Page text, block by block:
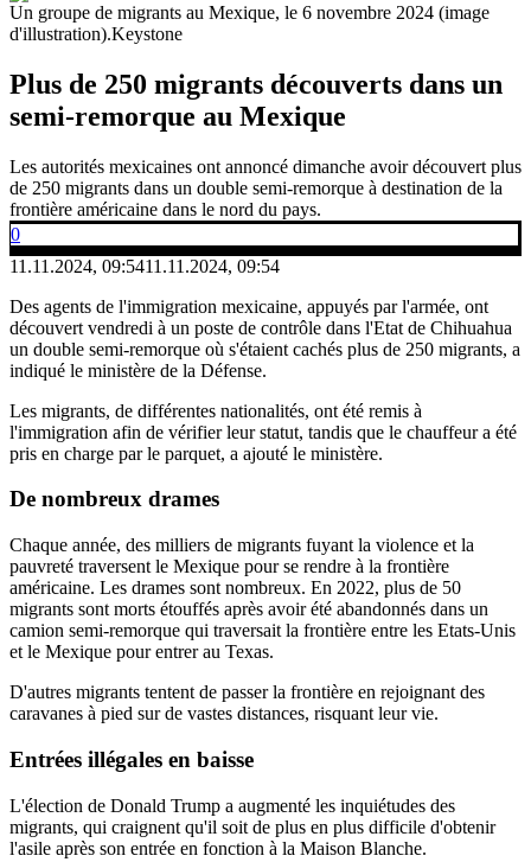
Un groupe de migrants au Mexique, le 6 novembre 2024 (image
d'illustration).Keystone
Plus de 250 migrants découverts dans un
semi-remorque au Mexique
Les autorités mexicaines ont annoncé dimanche avoir découvert plus
de 250 migrants dans un double semi-remorque à destination de la
frontière américaine dans le nord du pays.
0
11.11.2024, 09:5411.11.2024, 09:54
Des agents de l'immigration mexicaine, appuyés par l'armée, ont
découvert vendredi à un poste de contrôle dans l'Etat de Chihuahua
un double semi-remorque où s'étaient cachés plus de 250 migrants, a
indiqué le ministère de la Défense.
Les migrants, de différentes nationalités, ont été remis à
l'immigration afin de vérifier leur statut, tandis que le chauffeur a été
pris en charge par le parquet, a ajouté le ministère.
De nombreux drames
Chaque année, des milliers de migrants fuyant la violence et la
pauvreté traversent le Mexique pour se rendre à la frontière
américaine. Les drames sont nombreux. En 2022, plus de 50
migrants sont morts étouffés après avoir été abandonnés dans un
camion semi-remorque qui traversait la frontière entre les Etats-Unis
et le Mexique pour entrer au Texas.
D'autres migrants tentent de passer la frontière en rejoignant des
caravanes à pied sur de vastes distances, risquant leur vie.
Entrées illégales en baisse
L'élection de Donald Trump a augmenté les inquiétudes des
migrants, qui craignent qu'il soit de plus en plus difficile d'obtenir
l'asile après son entrée en fonction à la Maison Blanche.